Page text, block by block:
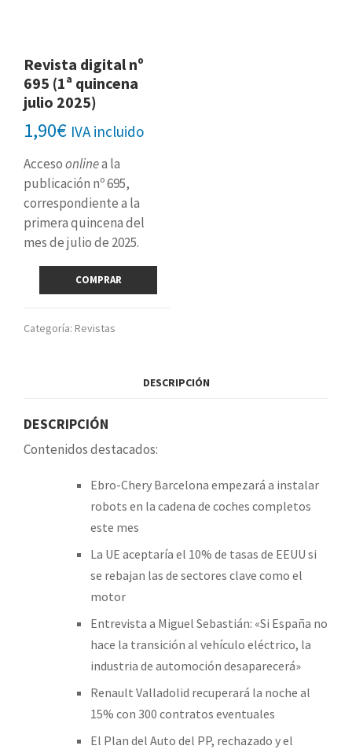
Revista digital nº
695 (1ª quincena
julio 2025)
1,90€ IVA incluido
Accesoonlinea la
publicación nº 695,
correspondiente a la
primera quincena del
mes de julio de 2025.
695
COMPRAR
Categoría: Revistas
DESCRIPCIÓN
DESCRIPCIÓN
Contenidos destacados:
Ebro-Chery Barcelona empezará a instalar
robots en la cadena de coches completos
este mes
La UE aceptaría el 10% de tasas de EEUU si
se rebajan las de sectores clave como el
motor
Entrevista a Miguel Sebastián: «Si España no
hace la transición al vehículo eléctrico, la
industria de automoción desaparecerá»
Renault Valladolid recuperará la noche al
15% con 300 contratos eventuales
El Plan del Auto del PP, rechazado y el